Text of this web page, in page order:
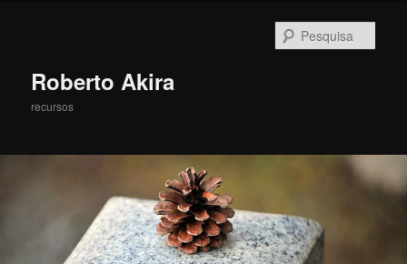
Roberto Akira
recursos